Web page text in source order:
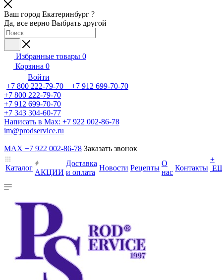
Ваш город Екатеринбург ?
Да, все верно Выбрать другой
Избранные товары 0
Корзина 0
Войти
+7 800 222-79-70 +7 912 699-70-70
+7 800 222-79-70
+7 912 699-70-70
+7 343 304-60-77
Написать в Max: +7 922 002-86-78
im@prodservice.ru
MAX +7 922 002-86-78 Заказать звонок
Каталог
АКЦИИ
Доставка
и оплата
Новости Рецепты
О
нас
Контакты
+